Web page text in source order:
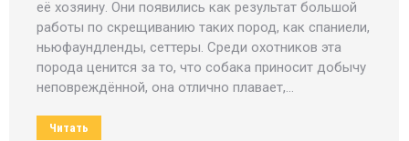
её хозяину. Они появились как результат большой
работы по скрещиванию таких пород, как спаниели,
ньюфаундленды, сеттеры. Среди охотников эта
порода ценится за то, что собака приносит добычу
неповреждённой, она отлично плавает,…
Читать